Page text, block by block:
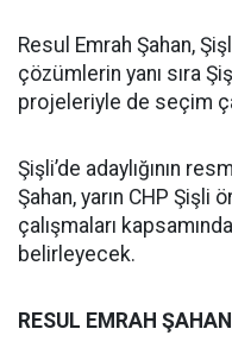
Resul Emrah Şahan,
çözümlerin yanı sıra
projeleriyle de seçim
Şişli’de adaylığının
Şahan, yarın CHP
çalışmaları
belirleyecek.
RESUL EMRAH